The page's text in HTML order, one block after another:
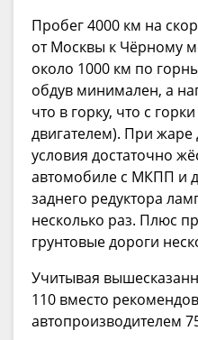
Пробег 4000 км на
от Москвы к Чёрному
около 1000 км по
обдув минимален, а
что в горку, что с
двигателем). При жаре
условия достаточно
автомобиле с МКПП и
заднего редуктора
несколько раз. Плюс
грунтовые дороги
Учитывая
110 вместо
автопроизводителем